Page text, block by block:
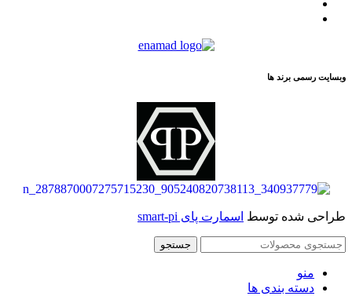
وبسایت رسمی برند ها
طراحی شده توسط اسمارت پای smart-pi
جستجو
منو
دسته بندی ها